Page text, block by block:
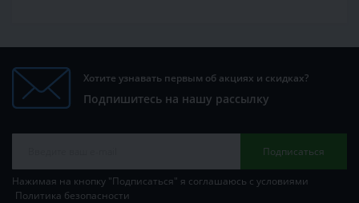
Хотите узнавать первым об акциях и скидках?
Подпишитесь на нашу рассылку
Подписаться
Нажимая на кнопку "Подписаться" я соглашаюсь с условиями
Политика безопасности